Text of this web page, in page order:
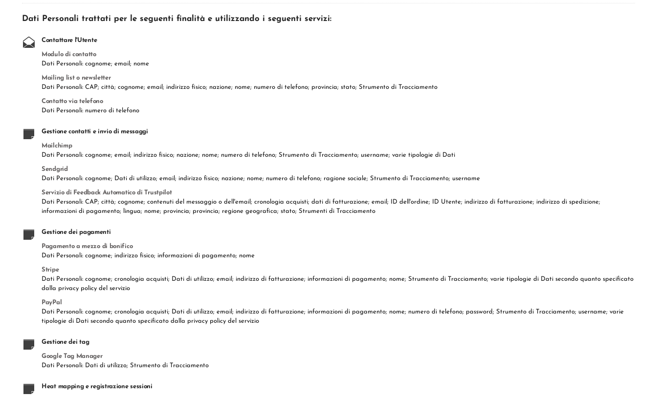
Dati Personali trattati per le seguenti finalità e utilizzando i seguenti servizi:
Contattare l'Utente
Modulo di contatto
Dati Personali: cognome; email; nome
Mailing list o newsletter
Dati Personali: CAP; città; cognome; email; indirizzo fisico; nazione; nome; numero di telefono; provincia; stato; Strumento di Tracciamento
Contatto via telefono
Dati Personali: numero di telefono
Gestione contatti e invio di messaggi
Mailchimp
Dati Personali: cognome; email; indirizzo fisico; nazione; nome; numero di telefono; Strumento di Tracciamento; username; varie tipologie di Dati
Sendgrid
Dati Personali: cognome; Dati di utilizzo; email; indirizzo fisico; nazione; nome; numero di telefono; ragione sociale; Strumento di Tracciamento; username
Servizio di Feedback Automatico di Trustpilot
Dati Personali: CAP; città; cognome; contenuti del messaggio o dell'email; cronologia acquisti; dati di fatturazione; email; ID dell'ordine; ID Utente; indirizzo di fatturazione; indirizzo di spedizione;
informazioni di pagamento; lingua; nome; provincia; provincia; regione geografica; stato; Strumenti di Tracciamento
Gestione dei pagamenti
Pagamento a mezzo di bonifico
Dati Personali: cognome; indirizzo fisico; informazioni di pagamento; nome
Stripe
Dati Personali: cognome; cronologia acquisti; Dati di utilizzo; email; indirizzo di fatturazione; informazioni di pagamento; nome; Strumento di Tracciamento; varie tipologie di Dati secondo quanto specificato
dalla privacy policy del servizio
PayPal
Dati Personali: cognome; cronologia acquisti; Dati di utilizzo; email; indirizzo di fatturazione; informazioni di pagamento; nome; numero di telefono; password; Strumento di Tracciamento; username; varie
tipologie di Dati secondo quanto specificato dalla privacy policy del servizio
Gestione dei tag
Google Tag Manager
Dati Personali: Dati di utilizzo; Strumento di Tracciamento
Heat mapping e registrazione sessioni